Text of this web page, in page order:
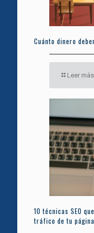
Cuánto dinero
Leer más
10 técnicas SEO
tráfico de tu